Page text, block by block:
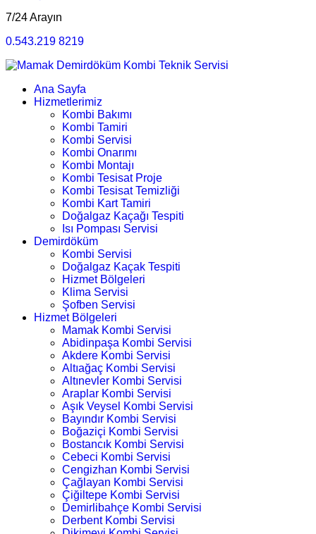
7/24 Arayın
0.543.219 8219
Ana Sayfa
Hizmetlerimiz
Kombi Bakımı
Kombi Tamiri
Kombi Servisi
Kombi Onarımı
Kombi Montajı
Kombi Tesisat Proje
Kombi Tesisat Temizliği
Kombi Kart Tamiri
Doğalgaz Kaçağı Tespiti
Isı Pompası Servisi
Demirdöküm
Kombi Servisi
Doğalgaz Kaçak Tespiti
Hizmet Bölgeleri
Klima Servisi
Şofben Servisi
Hizmet Bölgeleri
Mamak Kombi Servisi
Abidinpaşa Kombi Servisi
Akdere Kombi Servisi
Altıağaç Kombi Servisi
Altınevler Kombi Servisi
Araplar Kombi Servisi
Aşık Veysel Kombi Servisi
Bayındır Kombi Servisi
Boğaziçi Kombi Servisi
Bostancık Kombi Servisi
Cebeci Kombi Servisi
Cengizhan Kombi Servisi
Çağlayan Kombi Servisi
Çiğiltepe Kombi Servisi
Demirlibahçe Kombi Servisi
Derbent Kombi Servisi